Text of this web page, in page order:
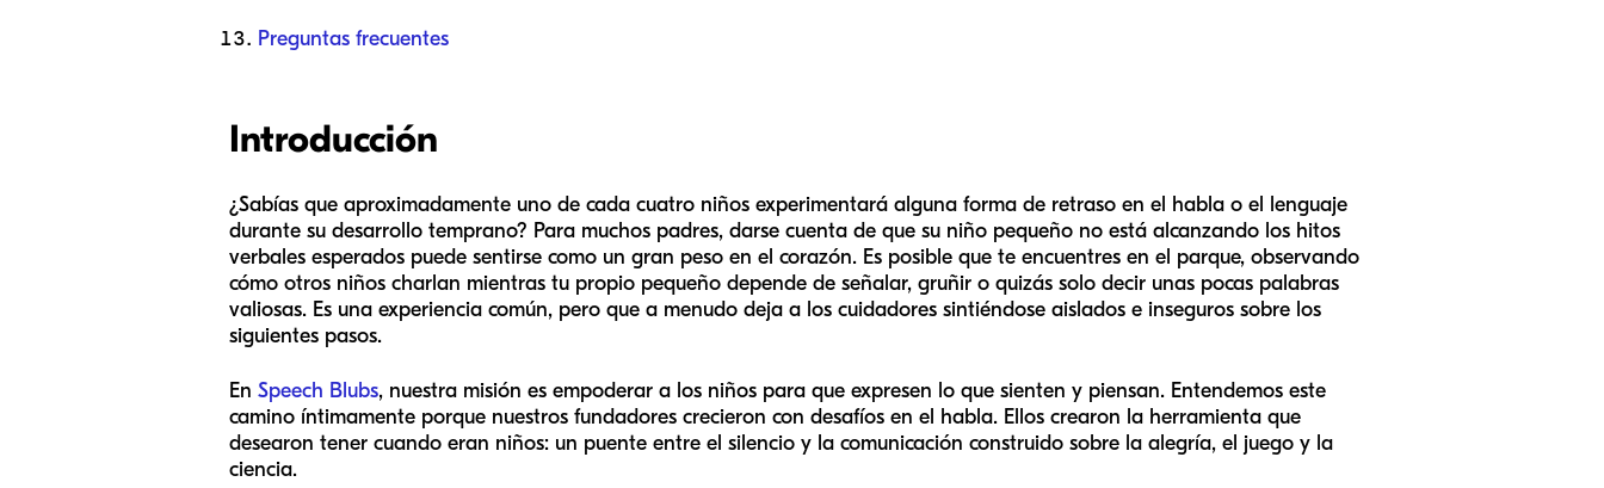
Preguntas frecuentes
Introducción
¿Sabías que aproximadamente uno de cada cuatro niños experimentará alguna forma de retraso en el habla o el lenguaje
durante su desarrollo temprano? Para muchos padres, darse cuenta de que su niño pequeño no está alcanzando los hitos
verbales esperados puede sentirse como un gran peso en el corazón. Es posible que te encuentres en el parque, observando
cómo otros niños charlan mientras tu propio pequeño depende de señalar, gruñir o quizás solo decir unas pocas palabras
valiosas. Es una experiencia común, pero que a menudo deja a los cuidadores sintiéndose aislados e inseguros sobre los
siguientes pasos.
En Speech Blubs, nuestra misión es empoderar a los niños para que expresen lo que sienten y piensan. Entendemos este
camino íntimamente porque nuestros fundadores crecieron con desafíos en el habla. Ellos crearon la herramienta que
desearon tener cuando eran niños: un puente entre el silencio y la comunicación construido sobre la alegría, el juego y la
ciencia.